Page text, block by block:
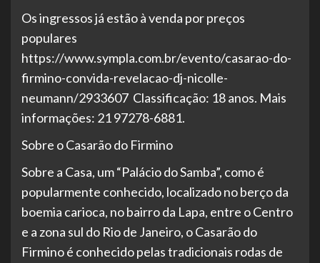
Os ingressos já estão à venda por preços
populares
https://www.sympla.com.br/evento/casarao-do-
firmino-convida-revelacao-dj-nicolle-
neumann/2933607 Classificação: 18 anos. Mais
informações: 21 97278-6881.
Sobre o Casarão do Firmino
Sobre a Casa, um “Palácio do Samba”, como é
popularmente conhecido, localizado no berço da
boemia carioca, no bairro da Lapa, entre o Centro
e a zona sul do Rio de Janeiro, o Casarão do
Firmino é conhecido pelas tradicionais rodas de